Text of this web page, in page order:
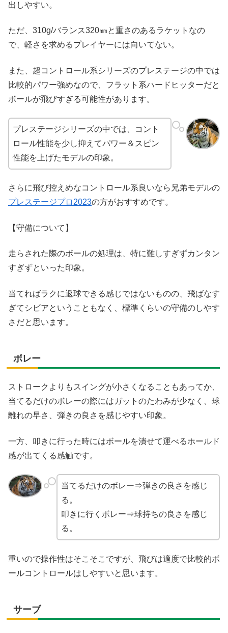
出しやすい。
ただ、310g/バランス320㎜と重さのあるラケットなの
で、軽さを求めるプレイヤーには向いてない。
また、超コントロール系シリーズのプレステージの中では
比較的パワー強めなので、フラット系ハードヒッターだと
ボールが飛びすぎる可能性があります。
プレステージシリーズの中では、コント
ロール性能を少し抑えてパワー＆スピン
性能を上げたモデルの印象。
さらに飛び控えめなコントロール系良いなら兄弟モデルの
プレステージプロ2023の方がおすすめです。
【守備について】
走らされた際のボールの処理は、特に難しすぎずカンタン
すぎずといった印象。
当てればラクに返球できる感じではないものの、飛ばなす
ぎてシビアということもなく、標準くらいの守備のしやす
さだと思います。
ボレー
ストロークよりもスイングが小さくなることもあってか、
当てるだけのボレーの際にはガットのたわみが少なく、球
離れの早さ、弾きの良さを感じやすい印象。
一方、叩きに行った時にはボールを潰せて運べるホールド
感が出てくる感触です。
当てるだけのボレー⇒弾きの良さを感じ
る。
叩きに行くボレー⇒球持ちの良さを感じ
る。
重いので操作性はそこそこですが、飛びは適度で比較的ボ
ールコントロールはしやすいと思います。
サーブ